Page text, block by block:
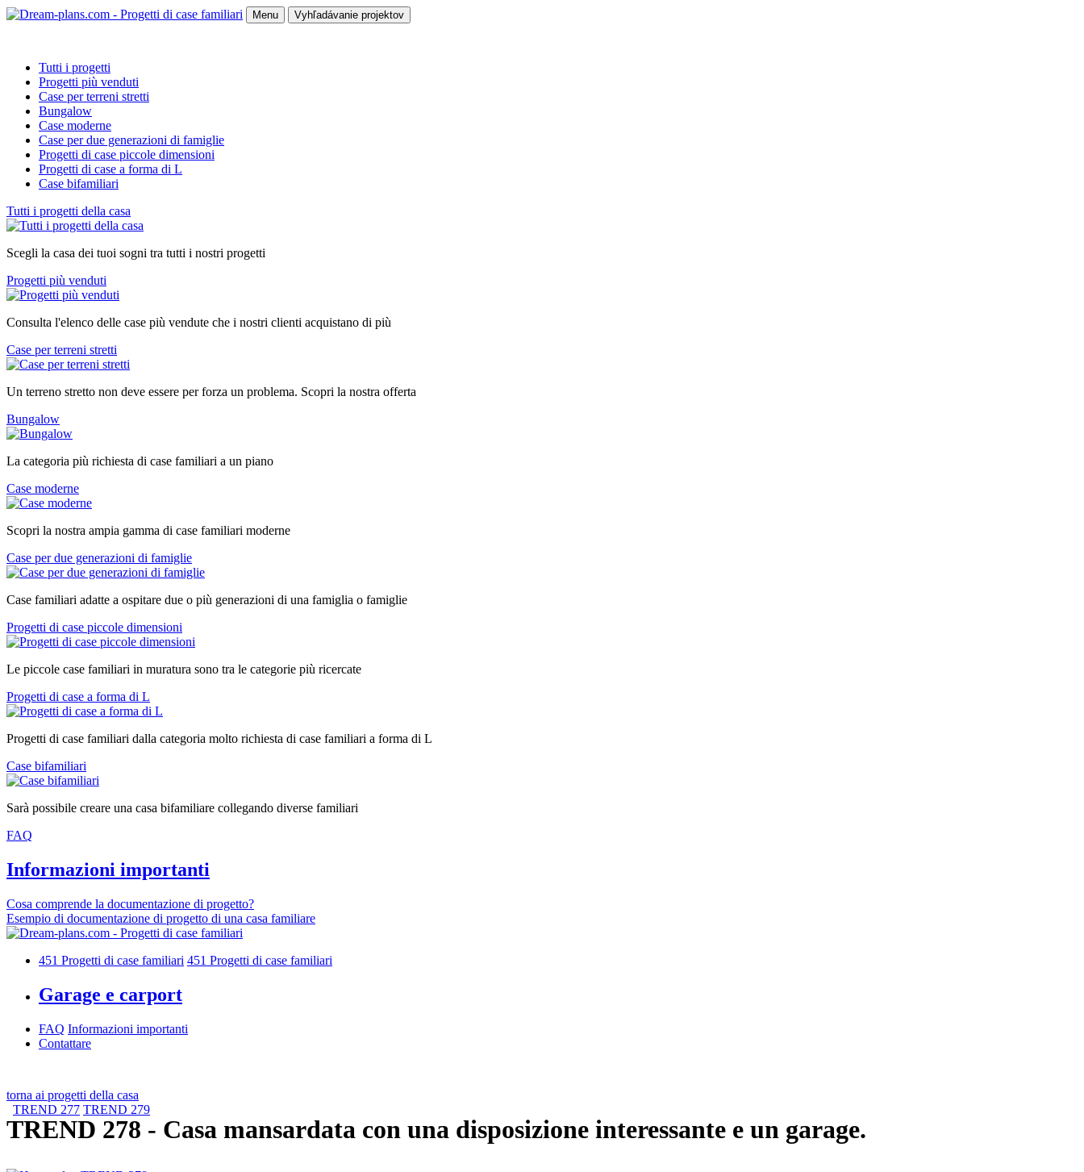
Menu Vyhľadávanie projektov
Tutti i progetti
Progetti più venduti
Case per terreni stretti
Bungalow
Case moderne
Case per due generazioni di famiglie
Progetti di case piccole dimensioni
Progetti di case a forma di L
Case bifamiliari
Tutti i progetti della casa
Scegli la casa dei tuoi sogni tra tutti i nostri progetti
Progetti più venduti
Consulta l'elenco delle case più vendute che i nostri clienti acquistano di più
Case per terreni stretti
Un terreno stretto non deve essere per forza un problema. Scopri la nostra offerta
Bungalow
La categoria più richiesta di case familiari a un piano
Case moderne
Scopri la nostra ampia gamma di case familiari moderne
Case per due generazioni di famiglie
Case familiari adatte a ospitare due o più generazioni di una famiglia o famiglie
Progetti di case piccole dimensioni
Le piccole case familiari in muratura sono tra le categorie più ricercate
Progetti di case a forma di L
Progetti di case familiari dalla categoria molto richiesta di case familiari a forma di L
Case bifamiliari
Sarà possibile creare una casa bifamiliare collegando diverse familiari
FAQ
Informazioni importanti
Cosa comprende la documentazione di progetto?
Esempio di documentazione di progetto di una casa familiare
451 Progetti di case familiari 451 Progetti di case familiari
Garage e carport
FAQ Informazioni importanti
Contattare
torna ai progetti della casa
TREND 277 TREND 279
TREND 278 - Casa mansardata con una disposizione interessante e un garage.